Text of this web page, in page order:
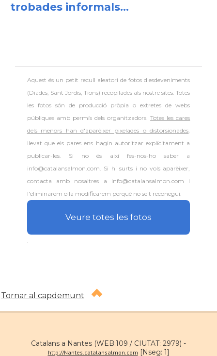
trobades informals...
Aquest és un petit recull aleatori defotos d'esdeveniments
(Diades, Sant Jordis, Tions) recopilades als nostre sites. Totes
les fotos són de producció pròpia o extretes de webs
públiques amb permís dels organitzadors.Totes les cares
dels menors han d'aparèixer pixelades o distorsionades,
llevat que els pares ens hagin autoritzar explícitament a
publicar-les. Si no és així fes-nos-ho saber a
info@catalansalmon.com. Si hi surts i no vols aparèixer,
contacta amb nosaltres a info@catalansalmon.com i
l'eliminarem o la modificarem perquè no se't reconegui.
Veure totes les fotos
Tornar al capdemunt
Catalans a Nantes (WEB:109 / CIUTAT: 2979) -
http://Nantes.catalansalmon.com [Nseg: 1]